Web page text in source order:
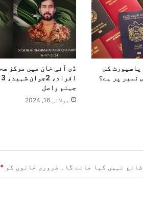
پاسپورٹ کس
نمبر پر ہے؟
جہنم واصل
جولائی 16, 2024
نہیں کیا جائے گا۔ ضروری خانوں کو *